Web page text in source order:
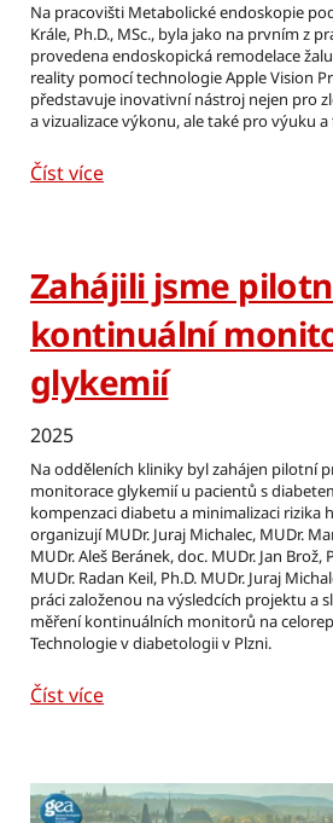
Na pracovišti Metabolické endoskopie
Krále, Ph.D., MSc., byla jako na prvním z
provedena endoskopická remodelace
reality pomocí technologie Apple Vision
představuje inovativní nástroj nejen pro
a vizualizace výkonu, ale také pro výuku
Číst více
Zahájili jsme
kontinuální
glykemií
2025
Na odděleních kliniky byl zahájen pilotní
monitorace glykemií u pacientů s
kompenzaci diabetu a minimalizaci rizika
organizují MUDr. Juraj Michalec, MUDr.
MUDr. Aleš Beránek, doc. MUDr. Jan Brož,
MUDr. Radan Keil, Ph.D. MUDr. Juraj
práci založenou na výsledcích projektu a
měření kontinuálních monitorů na
Technologie v diabetologii v Plzni.
Číst více